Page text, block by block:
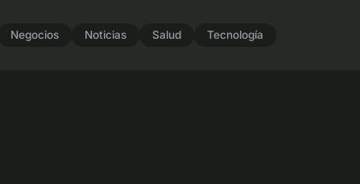
Negocios Noticias Salud Tecnología